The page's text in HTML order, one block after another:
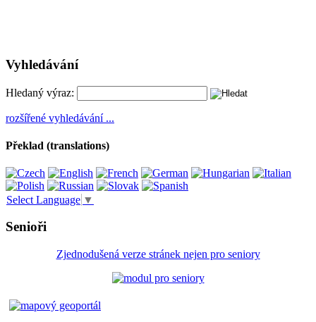
Vyhledávání
Hledaný výraz:
rozšířené vyhledávání ...
Překlad (translations)
Select Language ▼
Senioři
Zjednodušená verze stránek nejen pro seniory